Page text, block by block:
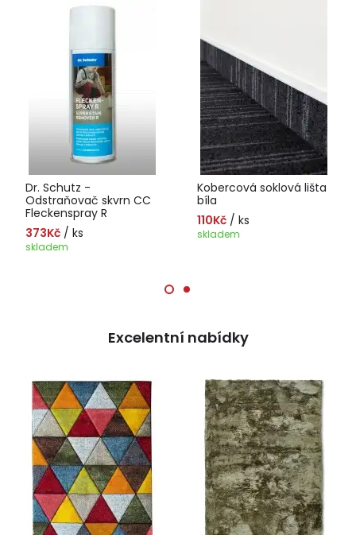
Dr. Schutz -
Odstraňovač skvrn CC
Fleckenspray R
373Kč / ks
skladem
Kobercová soklová lišta
bíla
110Kč / ks
skladem
Excelentní nabídky